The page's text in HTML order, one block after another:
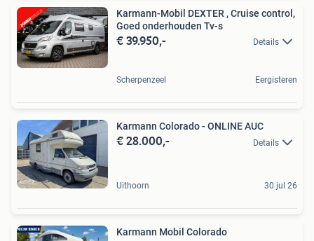
Karmann-Mobil DEXTER , Cruise control,
Goed onderhouden Tv-s
€ 39.950,- Details
Scherpenzeel Eergisteren
Karmann Colorado - ONLINE AUC
€ 28.000,- Details
Uithoorn 30 jul 26
Karmann Mobil Colorado